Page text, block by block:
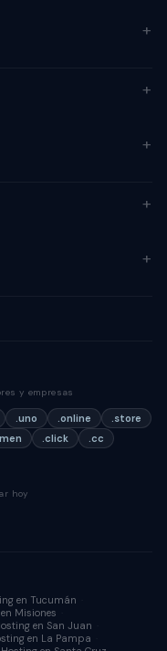
y empresas
.uno .online
.store
.click .cc
hoy
en Tucumán
Misiones
en San Juan
en La Pampa